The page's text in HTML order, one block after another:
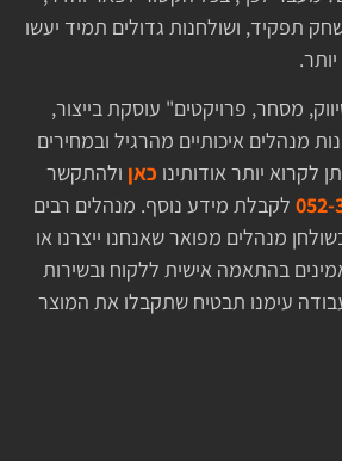
תפקיד, ושולחנות גדולים תמיד יעשו
מסחר, פרויקטים" עוסקת בייצור,
מנהלים איכותיים מהרגיל ובמחירים
לקרוא יותר אודותינו כאן ולהתקשר
052- לקבלת מידע נוסף. מנהלים רבים
מנהלים מפואר שאנחנו ייצרנו או
בהתאמה אישית ללקוח ובשירות
עימנו תבטיח שתקבלו את המוצר